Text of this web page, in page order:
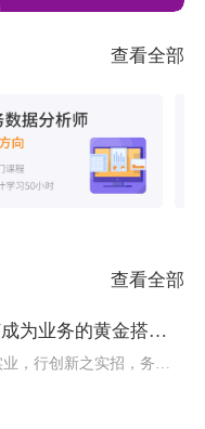
查看全部
查看全部
财务如何成为业务的黄金搭档？